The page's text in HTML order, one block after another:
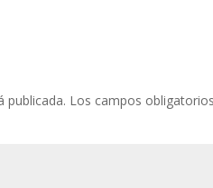
publicada. Los campos